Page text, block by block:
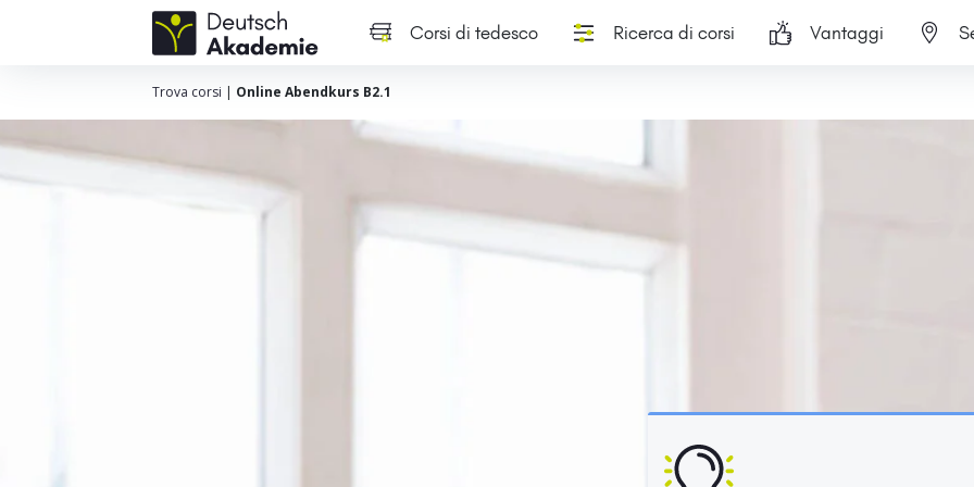
Corsi di tedesco Ricerca di corsi Vantaggi
Trova corsi | Online Abendkurs B2.1